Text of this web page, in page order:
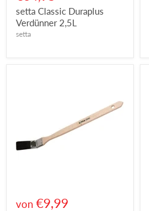
setta Classic Duraplus
Verdünner 2,5L
setta
von €9,99